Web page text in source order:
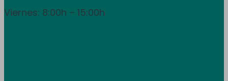
Viernes: 8:00h – 15:00h